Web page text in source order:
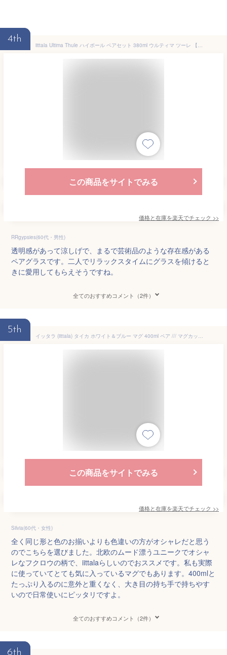
4th
iittala Ultima Thule ハイボール ペアセット 380ml ウルティマ ツーレ 【イッタラ デザイン雑貨 キッチン雑貨 台所 北欧 シンプル フィンランド グラス タンブラー お祝い ギフト プレゼント】
この商品をサイトでみる
価格と在庫を楽天でチェック >>
RRgypsies(60代・男性)
透明感があって涼しげで、まるで芸術品のような存在感がある
ペアグラスです。二人でリラックスタイムにグラスを傾けると
きに愛用してもらえそうですね。
全てのおすすめコメント（2件）
5th
イッタラ (iittala) タイカ ホワイト＆ブルー マグ 400ml ペア /// マグカップ 北欧食器 白 青 鳥 ふくろう 来客用 電子レンジ対応 食洗機対応 オーブン対応 おしゃれ フィンランド ブランド 大きめ 大容量 // プチギフト プレゼント 贈り物 結婚祝い
この商品をサイトでみる
価格と在庫を楽天でチェック >>
Silvia(60代・女性)
全く同じ形と色のお揃いよりも色違いの方がオシャレだと思う
のでこちらを選びました。北欧のムード漂うユニークでオシャ
レなフクロウの柄で、iittalaらしいのでおススメです。私も実際
に使っていてとても気に入っているマグでもあります。400mlと
たっぷり入るのに意外と重くなく、大き目の持ち手で持ちやす
いので日常使いにピッタリですよ。
全てのおすすめコメント（2件）
6th